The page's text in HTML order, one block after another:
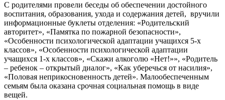
С родителями провели беседы об обеспечении достойного
воспитания, образования, ухода и содержания детей, вручили
информационные буклеты отделения: «Родительский
авторитет», «Памятка по пожарной безопасности»,
«Особенности психологической адаптации учащихся 5-х
классов», «Особенности психологической адаптации
учащихся 1-х классов», «Скажи алкоголю «Нет!»», «Родитель
– ребенок – открытый диалог», «Как уберечься от насилия»,
«Половая неприкосновенность детей». Малообеспеченным
семьям была оказана срочная социальная помощь в виде
вещей.